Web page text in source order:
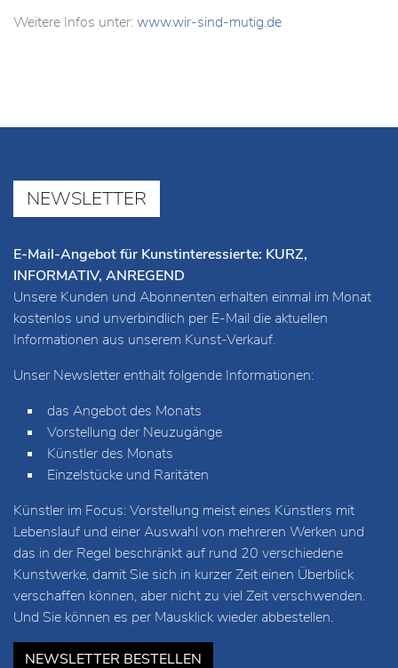
Weitere Infos unter:www.wir-sind-mutig.de
NEWSLETTER
E-Mail-Angebot für Kunstinteressierte: KURZ,
INFORMATIV, ANREGEND
Unsere Kunden und Abonnenten erhalten einmal im Monat
kostenlos und unverbindlich per E-Mail die aktuellen
Informationen aus unserem Kunst-Verkauf.
Unser Newsletter enthält folgende Informationen:
das Angebot des Monats
Vorstellung der Neuzugänge
Künstler des Monats
Einzelstücke und Raritäten
Künstler im Focus: Vorstellung meist eines Künstlers mit
Lebenslauf und einer Auswahl von mehreren Werken und
das in der Regel beschränkt auf rund 20 verschiedene
Kunstwerke, damit Sie sich in kurzer Zeit einen Überblick
verschaffen können, aber nicht zu viel Zeit verschwenden.
Und Sie können es per Mausklick wieder abbestellen.
NEWSLETTER BESTELLEN